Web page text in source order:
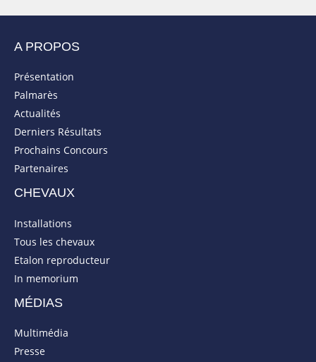
A PROPOS
Présentation
Palmarès
Actualités
Derniers Résultats
Prochains Concours
Partenaires
CHEVAUX
Installations
Tous les chevaux
Etalon reproducteur
In memorium
MÉDIAS
Multimédia
Presse